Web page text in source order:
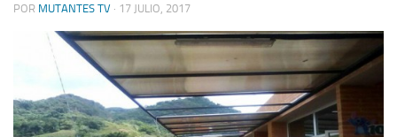
POR MUTANTES TV · 17 JULIO, 2017